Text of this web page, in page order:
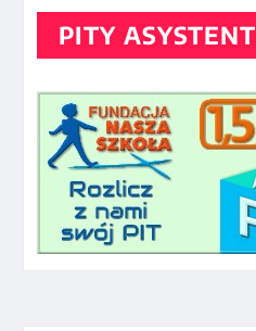
PITY ASYSTENT